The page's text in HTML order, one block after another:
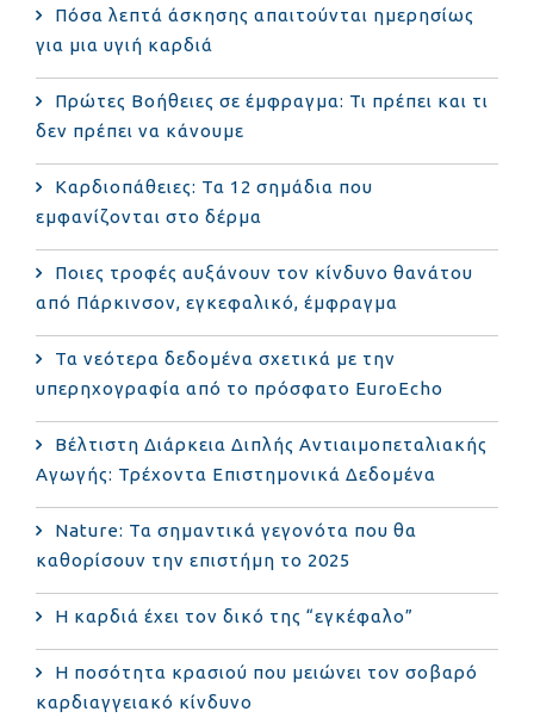
Πόσα λεπτά άσκησης απαιτούνται ημερησίως
για μια υγιή καρδιά
Πρώτες Βοήθειες σε έμφραγμα: Τι πρέπει και τι
δεν πρέπει να κάνουμε
Καρδιοπάθειες: Τα 12 σημάδια που
εμφανίζονται στο δέρμα
Ποιες τροφές αυξάνουν τον κίνδυνο θανάτου
από Πάρκινσον, εγκεφαλικό, έμφραγμα
Τα νεότερα δεδομένα σχετικά με την
υπερηχογραφία από το πρόσφατο EuroEcho
Bέλτιστη Διάρκεια Διπλής Αντιαιμοπεταλιακής
Αγωγής: Τρέχοντα Επιστημονικά Δεδομένα
Nature: Τα σημαντικά γεγονότα που θα
καθορίσουν την επιστήμη το 2025
Η καρδιά έχει τον δικό της “εγκέφαλο”
Η ποσότητα κρασιού που μειώνει τον σοβαρό
καρδιαγγειακό κίνδυνο